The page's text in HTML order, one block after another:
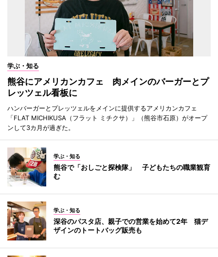
学ぶ・知る
熊谷にアメリカンカフェ 肉メインのバーガーとプ
レッツェル看板に
ハンバーガーとプレッツェルをメインに提供するアメリカンカフェ
「FLAT MICHIKUSA（フラット ミチクサ）」（熊谷市石原）がオープ
ンして3カ月が過ぎた。
学ぶ・知る
熊谷で「おしごと探検隊」 子どもたちの職業観育
む
学ぶ・知る
深谷のパスタ店、親子での営業を始めて2年 猫デ
ザインのトートバッグ販売も